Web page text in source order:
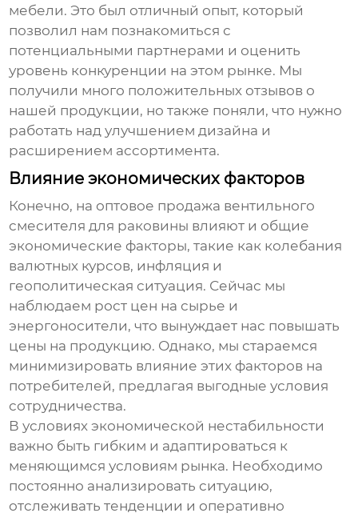
мебели. Это был отличный опыт, который
позволил нам познакомиться с
потенциальными партнерами и оценить
уровень конкуренции на этом рынке. Мы
получили много положительных отзывов о
нашей продукции, но также поняли, что нужно
работать над улучшением дизайна и
расширением ассортимента.
Влияние экономических факторов
Конечно, на оптовое продажа вентильного
смесителя для раковины влияют и общие
экономические факторы, такие как колебания
валютных курсов, инфляция и
геополитическая ситуация. Сейчас мы
наблюдаем рост цен на сырье и
энергоносители, что вынуждает нас повышать
цены на продукцию. Однако, мы стараемся
минимизировать влияние этих факторов на
потребителей, предлагая выгодные условия
сотрудничества.
В условиях экономической нестабильности
важно быть гибким и адаптироваться к
меняющимся условиям рынка. Необходимо
постоянно анализировать ситуацию,
отслеживать тенденции и оперативно